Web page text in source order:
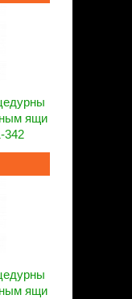
ящи
342
ящи